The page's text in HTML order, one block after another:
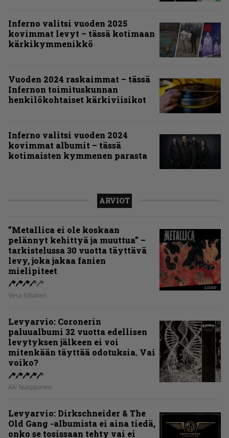
Inferno valitsi vuoden 2025
kovimmat levyt – tässä kotimaan
kärkikymmenikkö
Vuoden 2024 raskaimmat – tässä
Infernon toimituskunnan
henkilökohtaiset kärkiviisikot
Inferno valitsi vuoden 2024
kovimmat albumit – tässä
kotimaisten kymmenen parasta
ARVIOT
”Metallica ei ole koskaan
pelännyt kehittyä ja muuttua” –
tarkistelussa 30 vuotta täyttävä
levy, joka jakaa fanien
mielipiteet
Vesa Siltanen
Levyarvio: Coronerin
paluualbumi 32 vuotta edellisen
levytyksen jälkeen ei voi
mitenkään täyttää odotuksia. Vai
voiko?
Aki Nuopponen
Levyarvio: Dirkschneider & The
Old Gang -albumista ei aina tiedä,
onko se tosissaan tehty vai ei